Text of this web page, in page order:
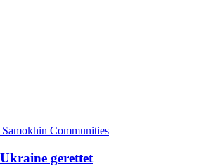
Communities
gerettet